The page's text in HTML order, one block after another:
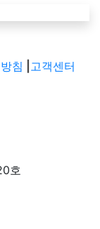
침
고객센터
호